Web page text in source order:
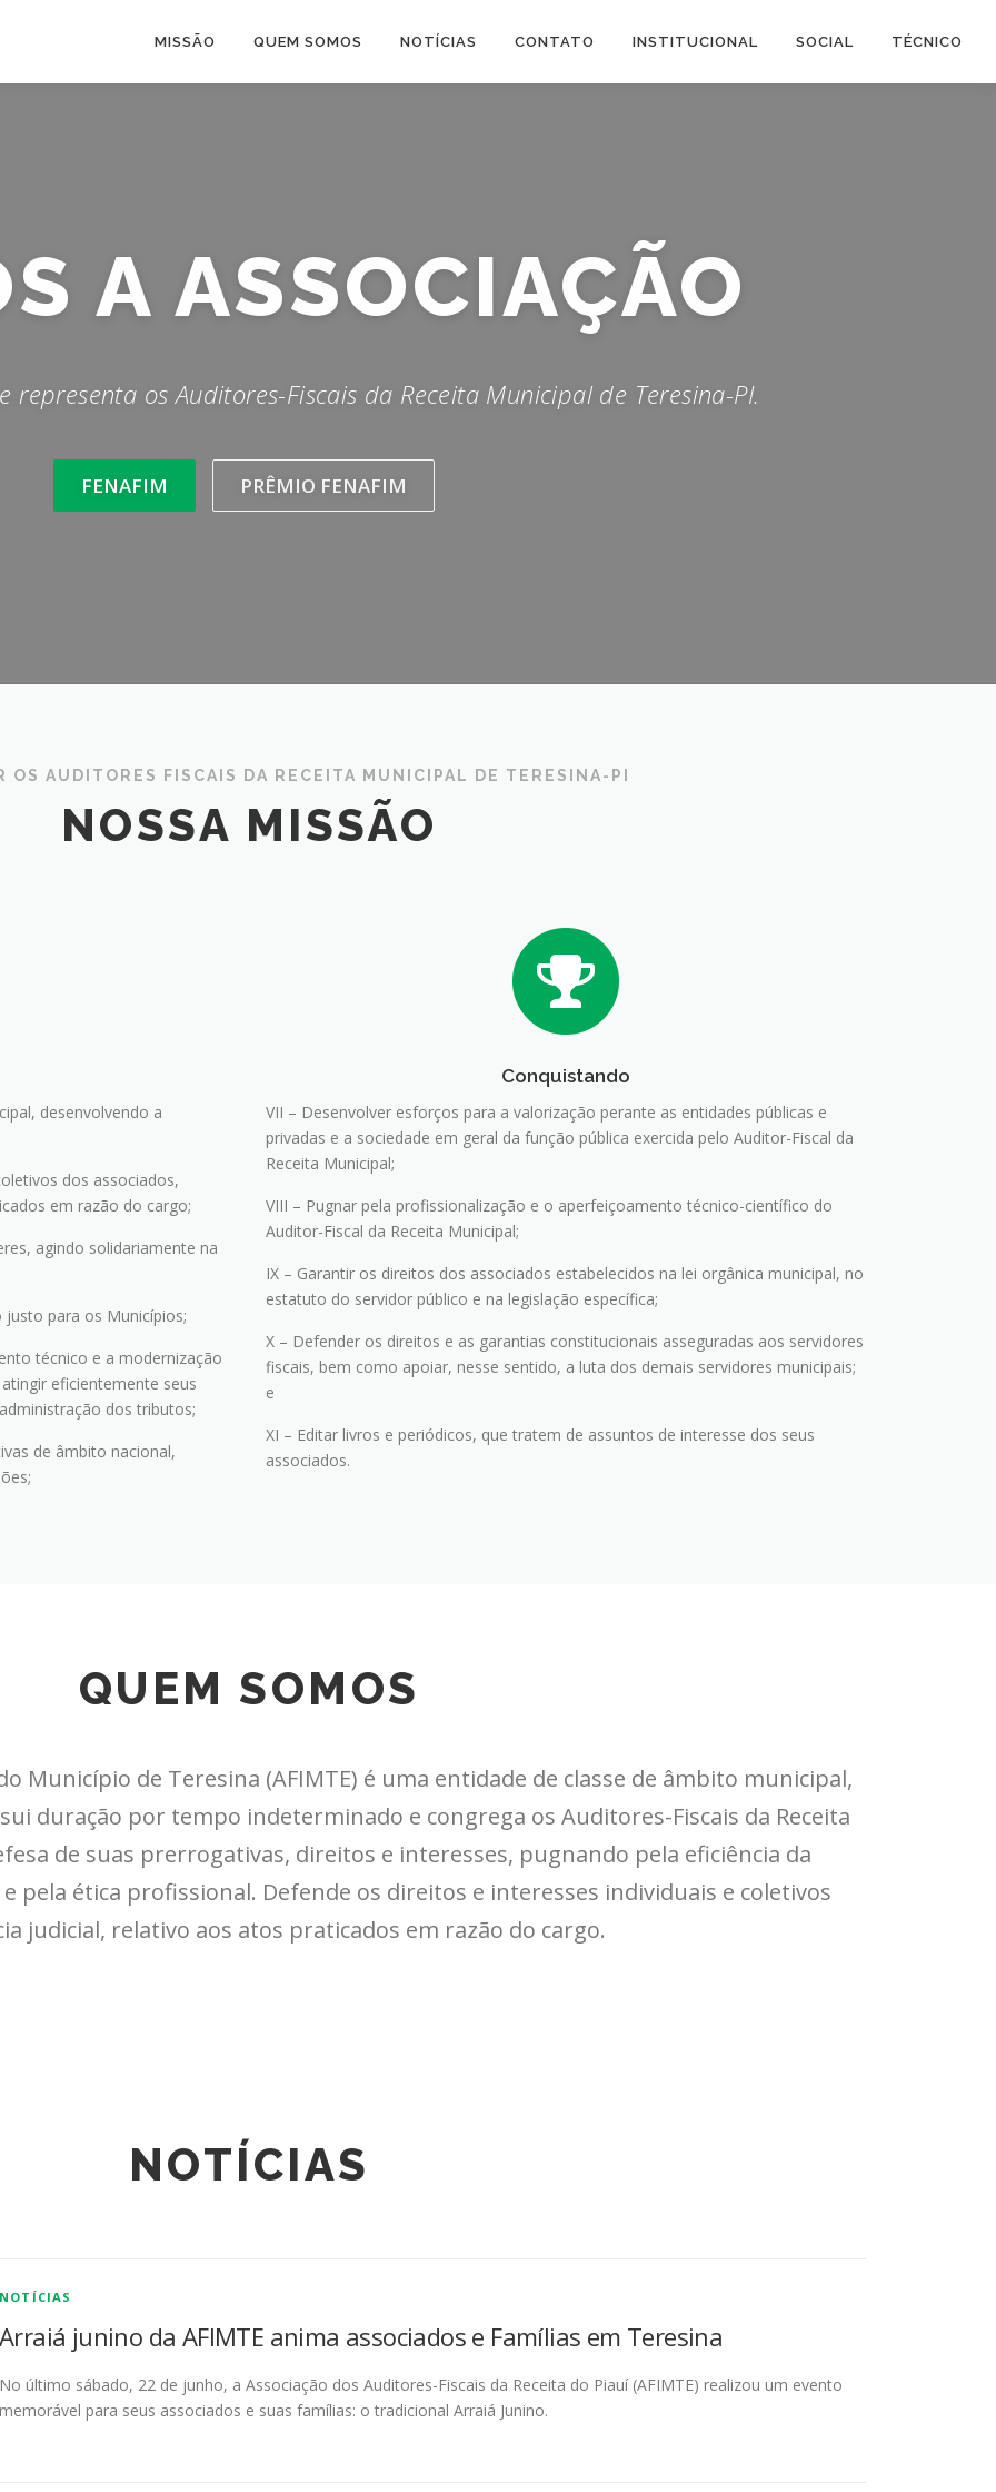
MISSÃO QUEM SOMOS NOTÍCIAS CONTATO INSTITUCIONAL SOCIAL TÉCNICO
FISCAIS
representa os Auditores-Fiscais da Receita Municipal de Teresina-PI.
FENAFIM PRÊMIO FENAFIM
OS AUDITORES FISCAIS DA RECEITA MUNICIPAL DE TERESINA-PI
NOSSA MISSÃO
desenvolvendo a
dos associados,
em razão do cargo;
agindo solidariamente na
para os Municípios;
técnico e a modernização
eficientemente seus
dos tributos;
de âmbito nacional,
Conquistando
VII – Desenvolver esforços para a valorização perante as entidades públicas e
privadas e a sociedade em geral da função pública exercida pelo Auditor-Fiscal da
Receita Municipal;
VIII – Pugnar pela profissionalização e o aperfeiçoamento técnico-científico do
Auditor-Fiscal da Receita Municipal;
IX – Garantir os direitos dos associados estabelecidos na lei orgânica municipal, no
estatuto do servidor público e na legislação específica;
X – Defender os direitos e as garantias constitucionais asseguradas aos servidores
fiscais, bem como apoiar, nesse sentido, a luta dos demais servidores municipais;
e
XI – Editar livros e periódicos, que tratem de assuntos de interesse dos seus
associados.
QUEM SOMOS
Município de Teresina (AFIMTE) é uma entidade de classe de âmbito municipal,
duração por tempo indeterminado e congrega os Auditores-Fiscais da Receita
de suas prerrogativas, direitos e interesses, pugnando pela eficiência da
ética profissional. Defende os direitos e interesses individuais e coletivos
judicial, relativo aos atos praticados em razão do cargo.
NOTÍCIAS
NOTÍCIAS
Arraiá junino da AFIMTE anima associados e Famílias em Teresina
No último sábado, 22 de junho, a Associação dos Auditores-Fiscais da Receita do Piauí (AFIMTE) realizou um evento
memorável para seus associados e suas famílias: o tradicional Arraiá Junino.